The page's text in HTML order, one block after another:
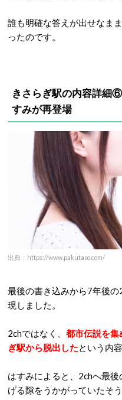
誰も明確な答えが出せなま
ったのです。
きさらぎ駅の内容詳
すみが再登場
出典：https://www.pakutaso.com/
最後の書き込みから7年後
現しました。
2chではなく、 都市伝説を
ぎ駅から脱出したという内
はすみによると、2chへ最
げる隙をうかがっていたそう